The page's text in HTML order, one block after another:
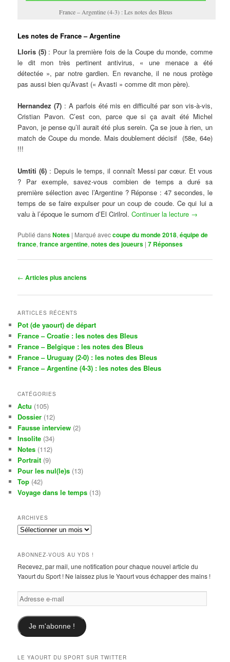
France – Argentine (4-3) : Les notes des Bleus
Les notes de France – Argentine
Lloris (5): Pour la première fois de la Coupe du monde, comme
le dit mon très pertinent antivirus, « une menace a été
détectée », par notre gardien. En revanche, il ne nous protège
pas aussi bien qu’Avast (« Avasti » comme dit mon père).
Hernandez (7): A parfois été mis en difficulté par son vis-à-vis,
Cristian Pavon. C’est con, parce que si ça avait été Michel
Pavon, je pense qu’il aurait été plus serein. Ça se joue à rien, un
match de Coupe du monde. Mais doublement décisif (58e, 64e)
!!!
Umtiti (6): Depuis le temps, il connaît Messi par cœur. Et vous
? Par exemple, savez-vous combien de temps a duré sa
première sélection avec l’Argentine ? Réponse : 47 secondes, le
temps de se faire expulser pour un coup de coude. Ce qui lui a
valu à l’époque le surnom d’El Cirilrol.Continuer la lecture →
Publié dansNotes | Marqué aveccoupe du monde 2018,équipe de
france,france argentine,notes des joueurs |7 Réponses
Navigation
articles
← Articles plus anciens
ARTICLES RÉCENTS
Pot (de yaourt) de départ
France – Croatie : les notes des Bleus
France – Belgique : les notes des Bleus
France – Uruguay (2-0) : les notes des Bleus
France – Argentine (4-3) : les notes des Bleus
CATÉGORIES
Actu (105)
Dossier (12)
Fausse interview (2)
Insolite (34)
Notes (112)
Portrait (9)
Pour les nul(le)s (13)
Top (42)
Voyage dans le temps (13)
ARCHIVES
Archives
ABONNEZ-VOUS AU YDS !
Recevez, par mail, une notification pour chaque nouvel article du
Yaourt du Sport ! Ne laissez plus le Yaourt vous échapper des mains !
Adresse
e-
mail
Je m'abonne !
LE YAOURT DU SPORT SUR TWITTER